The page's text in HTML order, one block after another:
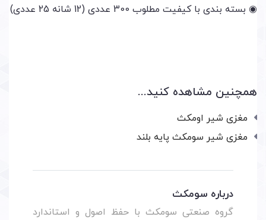
◉ بسته بندی با کیفیت مطلوب 300 عددی (12 شانه 25 عددی)
همچنین مشاهده کنید...
مغزی شیر اومکث
مغزی شیر سومکث پایه بلند
درباره سومکث
گروه صنعتی سومکث با حفظ اصول و استاندارد